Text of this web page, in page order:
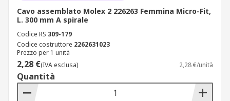
Cavo assemblato Molex 2 226263 Femmina Micro-Fit,
L. 300 mm A spirale
Codice RS 309-179
Codice costruttore 2262631023
Prezzo per 1 unità
2,28 €(IVA esclusa) 2,28 €/unità
Quantità